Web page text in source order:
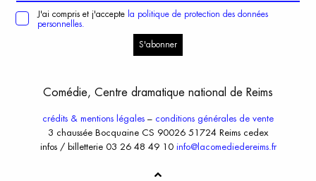
J'ai compris et j'accepte la politique de protection des données
personnelles.
S'abonner
Comédie, Centre dramatique national de Reims
crédits & mentions légales – conditions générales de vente
3 chaussée Bocquaine CS 90026 51724 Reims cedex
infos / billetterie 03 26 48 49 10 info@lacomediedereims.fr